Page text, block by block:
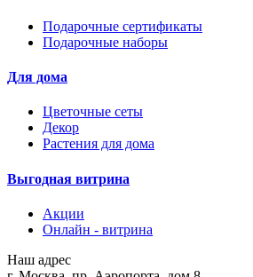
Подарочные сертификаты
Подарочные наборы
Для дома
Цветочные сеты
Декор
Растения для дома
Выгодная витрина
Акции
Онлайн - витрина
Наш адрес